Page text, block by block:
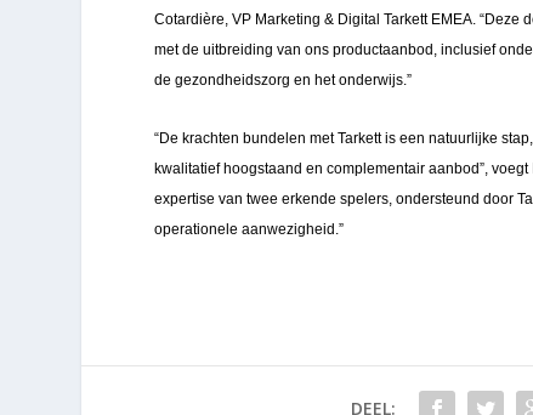
Cotardière, VP Marketing & Digital Tarkett EMEA.
met de uitbreiding van ons productaanbod, inclusief
de gezondheidszorg en het onderwijs.”
“De krachten bundelen met Tarkett is een natuurlijke
kwalitatief hoogstaand en complementair aanbod”,
expertise van twee erkende spelers, ondersteund door
operationele aanwezigheid.”
DEEL: